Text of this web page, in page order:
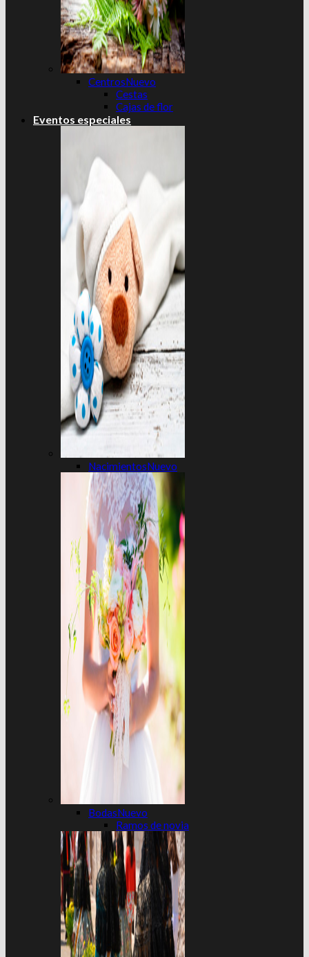
Centros
Cestas
Cajas de flor
Eventos especiales
Nacimientos
Bodas
Ramos de novia